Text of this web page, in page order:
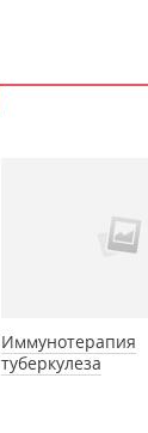
Иммунотерапия
туберкулеза